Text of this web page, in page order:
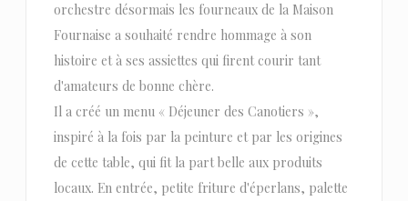
orchestre désormais les fourneaux de la Maison
Fournaise a souhaité rendre hommage à son
histoire et à ses assiettes qui firent courir tant
d'amateurs de bonne chère.
Il a créé un menu « Déjeuner des Canotiers »,
inspiré à la fois par la peinture et par les origines
de cette table, qui fit la part belle aux produits
locaux. En entrée, petite friture d'éperlans, palette